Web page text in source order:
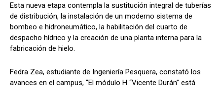
Esta nueva etapa contempla la sustitución integral de tuberías
de distribución, la instalación de un moderno sistema de
bombeo e hidroneumático, la habilitación del cuarto de
despacho hídrico y la creación de una planta interna para la
fabricación de hielo.
Fedra Zea, estudiante de Ingeniería Pesquera, constató los
avances en el campus, “El módulo H “Vicente Durán” está